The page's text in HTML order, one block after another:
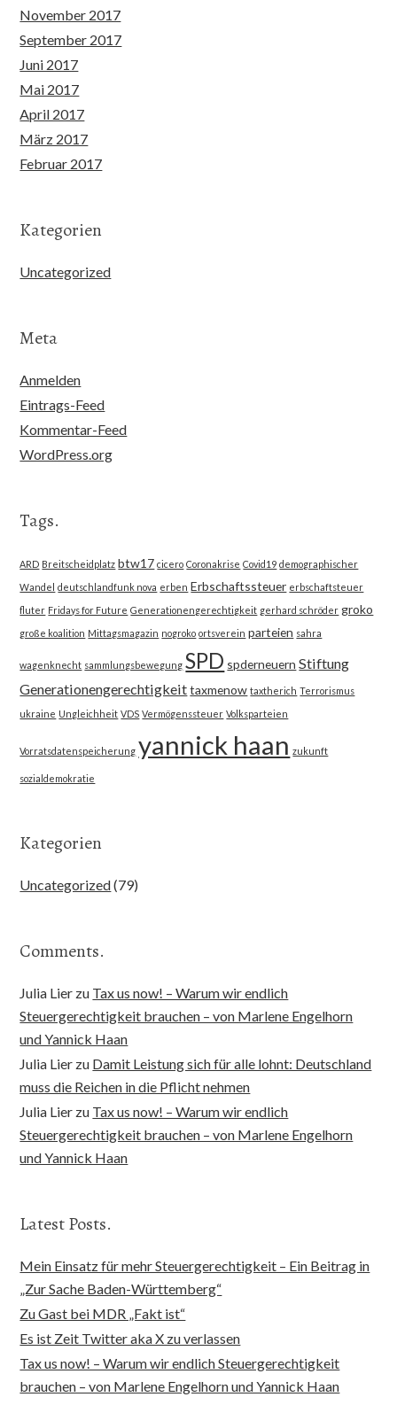
November 2017
September 2017
Juni 2017
Mai 2017
April 2017
März 2017
Februar 2017
Kategorien
Uncategorized
Meta
Anmelden
Eintrags-Feed
Kommentar-Feed
WordPress.org
Tags.
ARD Breitscheidplatz btw17 cicero Coronakrise Covid19 demographischer
Wandel deutschlandfunk nova erben Erbschaftssteuer erbschaftsteuer
fluter Fridays for Future Generationengerechtigkeit gerhard schröder groko
große koalition Mittagsmagazin nogroko ortsverein parteien sahra
wagenknecht sammlungsbewegung SPD spderneuern Stiftung
Generationengerechtigkeittaxmenow taxtherich Terrorismus
ukraine Ungleichheit VDS Vermögenssteuer Volksparteien
Vorratsdatenspeicherung yannick haan zukunft
sozialdemokratie
Kategorien
Uncategorized(79)
Comments.
Julia Lier zu Tax us now! – Warum wir endlich
Steuergerechtigkeit brauchen – von Marlene Engelhorn
und Yannick Haan
Julia Lier zu Damit Leistung sich für alle lohnt: Deutschland
muss die Reichen in die Pflicht nehmen
Julia Lier zu Tax us now! – Warum wir endlich
Steuergerechtigkeit brauchen – von Marlene Engelhorn
und Yannick Haan
Latest Posts.
Mein Einsatz für mehr Steuergerechtigkeit – Ein Beitrag in
„Zur Sache Baden-Württemberg“
Zu Gast bei MDR „Fakt ist“
Es ist Zeit Twitter aka X zu verlassen
Tax us now! – Warum wir endlich Steuergerechtigkeit
brauchen – von Marlene Engelhorn und Yannick Haan